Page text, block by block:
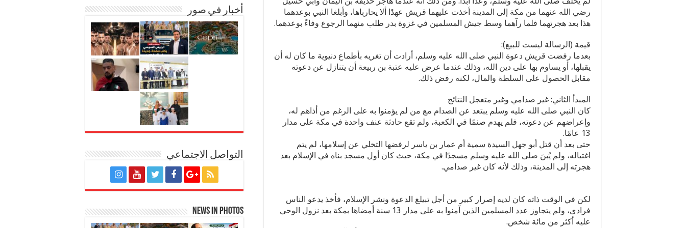
رضي الله عنهما من مكة إلى المدينة أخذت عليهما قريش عهدًا ألا يحارباها، وأبلغا النبي بوعدهما
هذا بعد هجرتهما فلما رآهما وسط جيش المسلمين في غزوة بدر طلب منهما الرجوع وفاءً بوعدهما.
قيمة (الرسالة ليست للبيع):
بعدما رفضت قريش دعوة النبي صلى الله عليه وسلم، أرادت أن تغريه بأطماع دنيوية ما كان له أن
يقبلها، أو يساوم بها على دين الله، وذلك عندما عرض عليه عتبة بن ربيعة أن يتنازل عن دعوته
مقابل الحصول على السلطة والمال، لكنه رفض ذلك.
المبدأ الثاني: غير صدامي وغير متعجل النتائج
كان النبي صلى الله عليه وسلم يبتعد عن الصدام مع من لم يؤمنوا به على الرغم من أذاهم له،
وإعراضهم عن دعوته، فلم يهدم صنمًا في الكعبة، ولم تقع حادثة عنف واحدة في مكة على مدار
13 عامًا.
حتى بعد أن قتل أبو جهل السيدة سمية أم عمار بن ياسر لرفضها التخلي عن إسلامها، لم يتم
اغتياله، ولم يُبنَ صلى الله عليه وسلم مسجدًا في مكة، حيث كان أول مسجد بناه في الإسلام بعد
هجرته إلى المدينة، وذلك لأنه كان غير صدامي.
لكن في الوقت ذاته كان لديه إصرار كبير من أجل تبيلغ الدعوة ونشر الإسلام، فأخذ يدعو الناس
فرادى، ولم يتجاوز عدد المسلمين الذين آمنوا به على مدار 13 سنة أمضاها بمكة بعد نزول الوحي
عليه أكثر من مائة شخص.
أخبار في صور
التواصل الاجتماعي
News in Photos